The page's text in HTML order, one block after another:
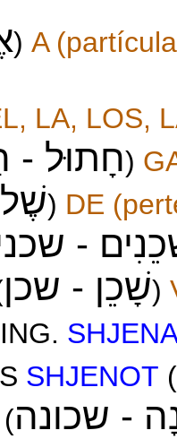
) A
LA, LOS,
חָתוּל -)
) DE
-
שָׁכֵן - שכן)
SHJENOT (
(- שכונה